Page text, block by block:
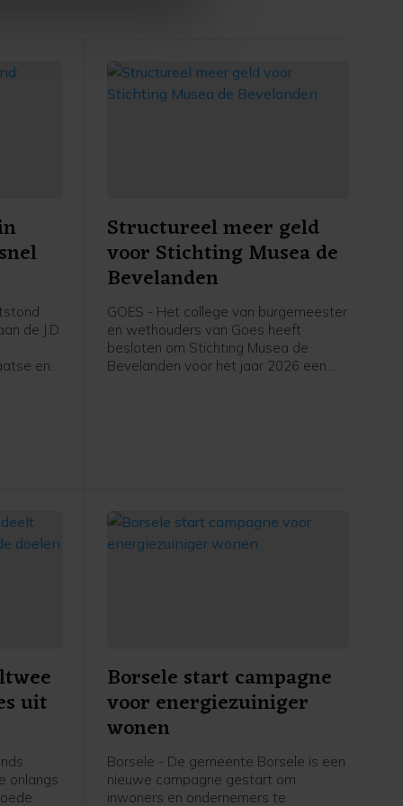
cookiepagina kun je
de J.D.
en
Structureel meer geld
voor Stichting Musea de
Bevelanden
GOES - Het college van burgemeester
en wethouders van Goes heeft
besloten om Stichting Musea de
Bevelanden voor het jaar 2026 een
uit
onlangs
Borsele start campagne
voor energiezuiniger
wonen
Borsele - De gemeente Borsele is een
nieuwe campagne gestart om
inwoners en ondernemers te